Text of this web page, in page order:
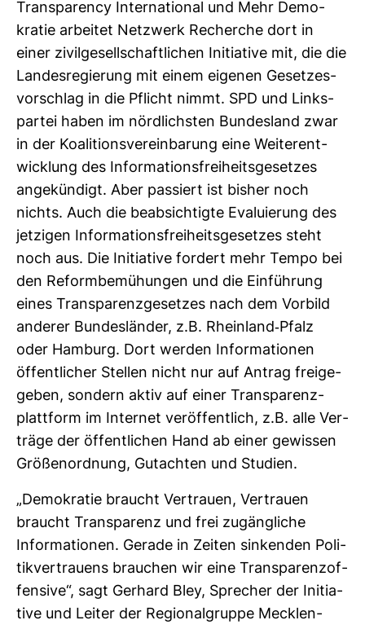
Trans­pa­rency Inter­na­tional und Mehr Demo­
kratie arbeitet Netz­werk Recherche dort in
einer zivil­ge­sell­schaft­li­chen Initia­tive mit, die die
Lan­des­re­gie­rung mit einem eigenen Geset­zes­
vor­schlag in die Pflicht nimmt. SPD und Links­
partei haben im nörd­lichsten Bun­des­land zwar
in der Koali­ti­ons­ver­ein­ba­rung eine Wei­ter­ent­
wick­lung des Infor­ma­ti­ons­frei­heits­ge­setzes
ange­kün­digt. Aber pas­siert ist bisher noch
nichts. Auch die beab­sich­tigte Eva­lu­ie­rung des
jet­zigen Infor­ma­ti­ons­frei­heits­ge­setzes steht
noch aus. Die Initia­tive for­dert mehr Tempo bei
den Reform­be­mü­hungen und die Ein­füh­rung
eines Trans­pa­renz­ge­setzes nach dem Vor­bild
anderer Bun­des­länder, z.B. Rhein­land-​Pfalz
oder Ham­burg. Dort werden Infor­ma­tionen
öffent­li­cher Stellen nicht nur auf Antrag frei­ge­
geben, son­dern aktiv auf einer Trans­pa­renz­
platt­form im Internet ver­öf­fent­lich, z.B. alle Ver­
träge der öffent­li­chen Hand ab einer gewissen
Grö­ßen­ord­nung, Gut­achten und Stu­dien.
„Demo­kratie braucht Ver­trauen, Ver­trauen
braucht Trans­pa­renz und frei zugäng­liche
Infor­ma­tionen. Gerade in Zeiten sin­kenden Poli­
tik­ver­trauens brau­chen wir eine Trans­pa­renz­of­
fen­sive“, sagt Ger­hard Bley, Spre­cher der Initia­
tive und Leiter der Regio­nal­gruppe Meck­len­